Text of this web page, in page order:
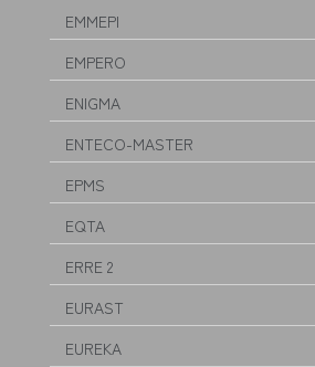
EMMEPI
EMPERO
ENIGMA
ENTECO-MASTER
EPMS
EQTA
ERRE 2
EURAST
EUREKA